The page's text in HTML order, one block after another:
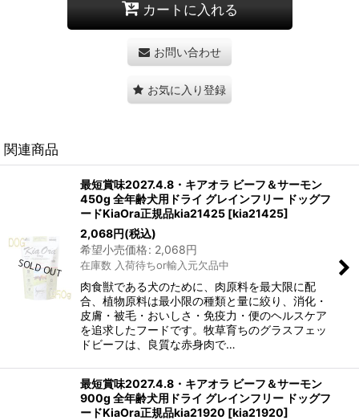
カートに入れる
お問い合わせ
お気に入り登録
関連商品
最短賞味2027.4.8・キアオラ ビーフ＆サーモン
450g 全年齢犬用ドライ グレインフリー ドッグフ
ードKiaOra正規品kia21425 [kia21425]
2,068円(税込)
希望小売価格: 2,068円
在庫数 入荷待ちor輸入元欠品中
肉食獣である犬のために、肉原料を最大限に配
合、植物原料は最小限の種類と量に絞り、消化・
皮膚・被毛・おいしさ・免疫力・便のヘルスケア
を追求したフードです。牧草育ちのグラスフェッ
ドビーフは、良質な赤身肉で…
最短賞味2027.4.8・キアオラ ビーフ＆サーモン
900g 全年齢犬用ドライ グレインフリー ドッグフ
ードKiaOra正規品kia21920 [kia21920]